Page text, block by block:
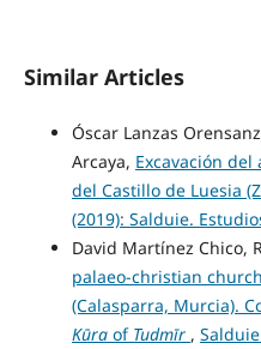
Similar Articles
Óscar Lanzas
Arcaya, Excavación
del Castillo de Luesia
(2019): Salduie.
David Martínez Chico,
palaeo-christian
(Calasparra, Murcia).
Kūraof Tudmīr ,